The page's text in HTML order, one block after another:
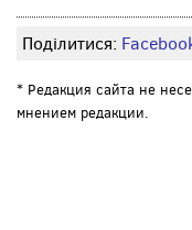
Поділитися:
* Редакция сайта не
мнением редакции.